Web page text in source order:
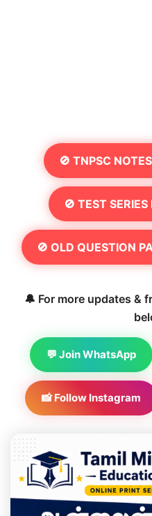
🚫 TNPSC
🚫 TEST
🚫 OLD QUESTION
🔔 For more updates &
💬 Join WhatsApp
📸 Follow Instagram